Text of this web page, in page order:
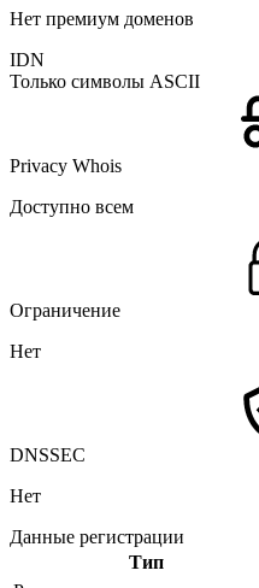
Нет премиум доменов
IDN
Только символы ASCII
Privacy Whois
Доступно всем
Ограничение
Нет
DNSSEC
Нет
Данные регистрации
Тип